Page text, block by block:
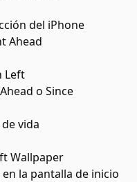
del iPhone
Ahead
Left
o Since
vida
Wallpaper
la pantalla de inicio